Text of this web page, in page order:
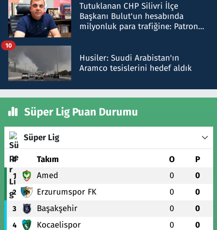
Tutuklanan CHP Silivri İlçe
Başkanı Bulut'un hesabında
milyonluk para trafiğine: Patron
Husiler: Suudi Arabistan'ın
Aramco tesislerini hedef aldık
10
Süper Lig Puan Durumu
Süper Lig
# Takım O P
1 Amed 0 0
2 Erzurumspor FK 0 0
3 Başakşehir 0 0
4 Kocaelispor 0 0